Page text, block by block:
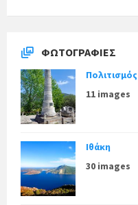
ΦΩΤΟΓΡΑΦΊΕΣ
Πολιτισμός
11 images
Ιθάκη
30 images